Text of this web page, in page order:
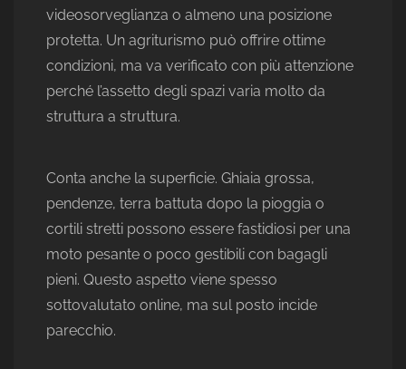
videosorveglianza o almeno una posizione
protetta. Un agriturismo può offrire ottime
condizioni, ma va verificato con più attenzione
perché l’assetto degli spazi varia molto da
struttura a struttura.
Conta anche la superficie. Ghiaia grossa,
pendenze, terra battuta dopo la pioggia o
cortili stretti possono essere fastidiosi per una
moto pesante o poco gestibili con bagagli
pieni. Questo aspetto viene spesso
sottovalutato online, ma sul posto incide
parecchio.